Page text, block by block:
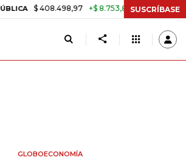
$ 408.498,97 +$ 8.753,81 +2,19% TASA DE
SUSCRÍBASE
GLOBOECONOMÍA